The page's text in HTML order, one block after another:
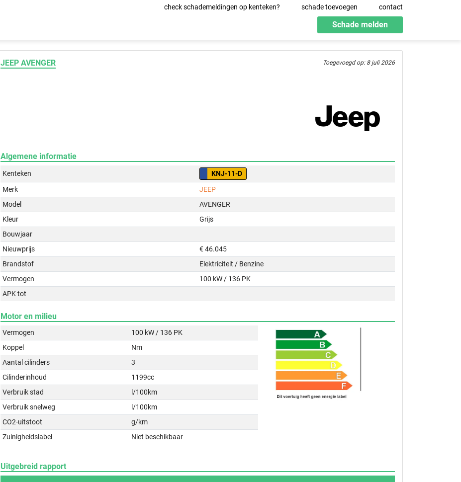
check schademeldingen op kenteken? schade toevoegen contact
Schade melden
JEEP AVENGER Toegevoegd op: 8 juli 2026
Algemene informatie
Kenteken
KNJ-11-D
Merk
JEEP
Model
AVENGER
Kleur
Grijs
Bouwjaar
Nieuwprijs
€ 46.045
Brandstof
Elektriciteit / Benzine
Vermogen
100 kW / 136 PK
APK tot
Motor en milieu
Vermogen
100 kW / 136 PK
Koppel
Nm
Aantal cilinders
3
Cilinderinhoud
1199cc
Verbruik stad
l/100km
Verbruik snelweg
l/100km
CO2-uitstoot
g/km
Zuinigheidslabel
Niet beschikbaar
Uitgebreid rapport